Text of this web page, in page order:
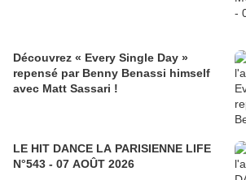
Découvrez « Every Single Day »
repensé par Benny Benassi himself
avec Matt Sassari !
LE HIT DANCE LA PARISIENNE LIFE
N°543 - 07 AOÛT 2026